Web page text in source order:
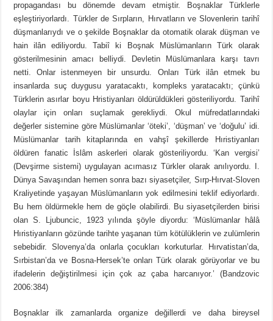
propagandası bu dönemde devam etmiştir. Boşnaklar Türklerle
eşleştiriyorlardı. Türkler de Sırpların, Hırvatların ve Slovenlerin tarihî
düşmanlarıydı ve o şekilde Boşnaklar da otomatik olarak düşman ve
hain ilân ediliyordu. Tabiî ki Boşnak Müslümanların Türk olarak
gösterilmesinin amacı belliydi. Devletin Müslümanlara karşı tavrı
netti. Onlar istenmeyen bir unsurdu. Onları Türk ilân etmek bu
insanlarda suç duygusu yaratacaktı, kompleks yaratacaktı; çünkü
Türklerin asırlar boyu Hristiyanları öldürüldükleri gösteriliyordu. Tarihî
olaylar için onları suçlamak gerekliydi. Okul müfredatlarındaki
değerler sistemine göre Müslümanlar ‘öteki’, ‘düşman’ ve ‘doğulu’ idi.
Müslümanlar tarih kitaplarında en vahşî şekillerde Hıristiyanları
öldüren fanatic İslâm askerleri olarak gösteriliyordu. ‘Kan vergisi’
(Devşirme sistemi) uygulayan acımasız Türkler olarak anılıyordu. I.
Dünya Savaşından hemen sonra bazı siyasetçiler, Sırp-Hırvat-Sloven
Kraliyetinde yaşayan Müslümanların yok edilmesini teklif ediyorlardı.
Bu hem öldürmekle hem de göçle olabilirdi. Bu siyasetçilerden birisi
olan S. Ljubuncic, 1923 yılında şöyle diyordu: ‘Müslümanlar hâlâ
Hıristiyanların gözünde tarihte yaşanan tüm kötülüklerin ve zulümlerin
sebebidir. Slovenya’da onlarla çocukları korkuturlar. Hırvatistan’da,
Sırbistan’da ve Bosna-Hersek’te onları Türk olarak görüyorlar ve bu
ifadelerin değiştirilmesi için çok az çaba harcanıyor.’ (Bandzovic
2006:384)
Boşnaklar ilk zamanlarda organize değillerdi ve daha bireysel